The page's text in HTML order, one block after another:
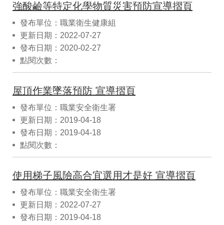
強酸鹼等特定化學物質災害預防宣導摺頁
發布單位：職業衛生健康組
更新日期：2022-07-27
發布日期：2020-02-27
點閱次數：
屋頂作業墜落預防 宣導摺頁
發布單位：職業安全衛生署
更新日期：2019-04-18
發布日期：2019-04-18
點閱次數：
使用梯子風險高合宜選用才是好 宣導摺頁
發布單位：職業安全衛生署
更新日期：2022-07-27
發布日期：2019-04-18